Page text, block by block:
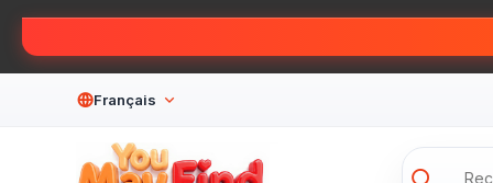
Français